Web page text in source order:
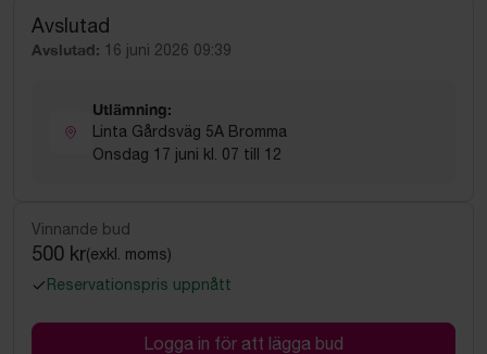
Avslutad
Avslutad: 16 juni 2026 09:39
Utlämning:
Linta Gårdsväg 5A Bromma
Onsdag 17 juni kl. 07 till 12
Vinnande bud
500 kr(exkl. moms)
Reservationspris uppnått
Logga in för att lägga bud